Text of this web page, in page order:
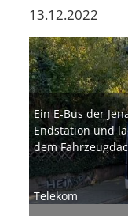
13.12.2022
Ein E-Bus der
Endstation und
dem
Telekom